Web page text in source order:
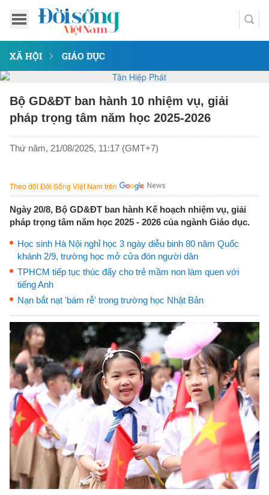
XÃ HỘI GIÁO DỤC
Bộ GD&ĐT ban hành 10 nhiệm vụ, giải
pháp trọng tâm năm học 2025-2026
Thứ năm, 21/08/2025, 11:17 (GMT+7)
Theo dõi Đời Sống Việt Nam trên
Ngày 20/8, Bộ GD&ĐT ban hành Kế hoạch nhiệm vụ, giải
pháp trọng tâm năm học 2025 - 2026 của ngành Giáo dục.
Học sinh Hà Nội nghỉ học 3 ngày diễu binh 80 năm Quốc
khánh 2/9, trường học mở cửa đón người dân
TPHCM tiếp tục thúc đẩy cho trẻ mầm non làm quen với
tiếng Anh
Nạn bắt nạt 'bám rễ' trong trường học Nhật Bản